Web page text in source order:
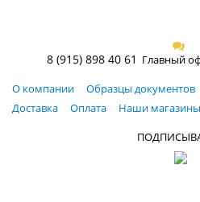
8 (915) 898 40 61 Главный
О компании
Образцы документов
Доставка
Оплата Наши магазины